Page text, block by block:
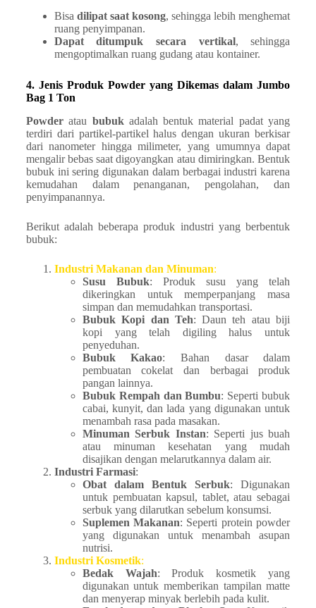
Bisa dilipat saat kosong, sehingga lebih menghemat
ruang penyimpanan.
Dapat ditumpuk secara vertikal, sehingga
mengoptimalkan ruang gudang atau kontainer.
4. Jenis Produk Powder yang Dikemas dalam Jumbo
Bag 1 Ton
Powderatau bubukadalah bentuk material padat yang
terdiri dari partikel-partikel halus dengan ukuran berkisar
dari nanometer hingga milimeter, yang umumnya dapat
mengalir bebas saat digoyangkan atau dimiringkan. Bentuk
bubuk ini sering digunakan dalam berbagai industri karena
kemudahan dalam penanganan, pengolahan, dan
penyimpanannya.
Berikut adalah beberapa produk industri yang berbentuk
bubuk:
Industri Makanan dan Minuman:
Susu Bubuk: Produk susu yang telah
dikeringkan untuk memperpanjang masa
simpan dan memudahkan transportasi.
Bubuk Kopi dan Teh: Daun teh atau biji
kopi yang telah digiling halus untuk
penyeduhan.
Bubuk Kakao: Bahan dasar dalam
pembuatan cokelat dan berbagai produk
pangan lainnya.
Bubuk Rempah dan Bumbu: Seperti bubuk
cabai, kunyit, dan lada yang digunakan untuk
menambah rasa pada masakan.
Minuman Serbuk Instan: Seperti jus buah
atau minuman kesehatan yang mudah
disajikan dengan melarutkannya dalam air.
Industri Farmasi:
Obat dalam Bentuk Serbuk: Digunakan
untuk pembuatan kapsul, tablet, atau sebagai
serbuk yang dilarutkan sebelum konsumsi.
Suplemen Makanan: Seperti protein powder
yang digunakan untuk menambah asupan
nutrisi.
Industri Kosmetik:
Bedak Wajah: Produk kosmetik yang
digunakan untuk memberikan tampilan matte
dan menyerap minyak berlebih pada kulit.